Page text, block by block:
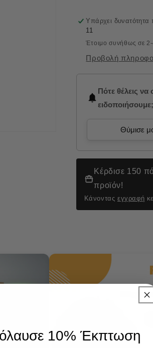
60tabs
Υπάρχει
11
Έτοιμο συνήθως σε 2-
Προβολή
Πότε θέλεις να
ειδοποιήσουμε;
Θύμισε
Κέρδισε 150
προϊόν!
Κάνοντας εγγραφή
10% Έκπτωση